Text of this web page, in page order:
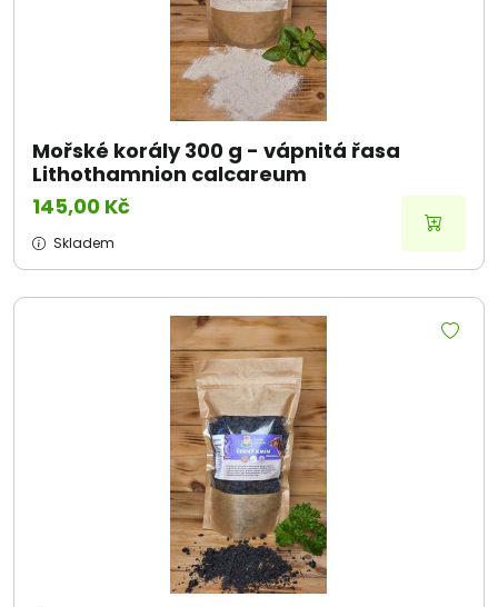
Mořské korály 300 g - vápnitá řasa
Lithothamnion calcareum
145,00 Kč
Skladem